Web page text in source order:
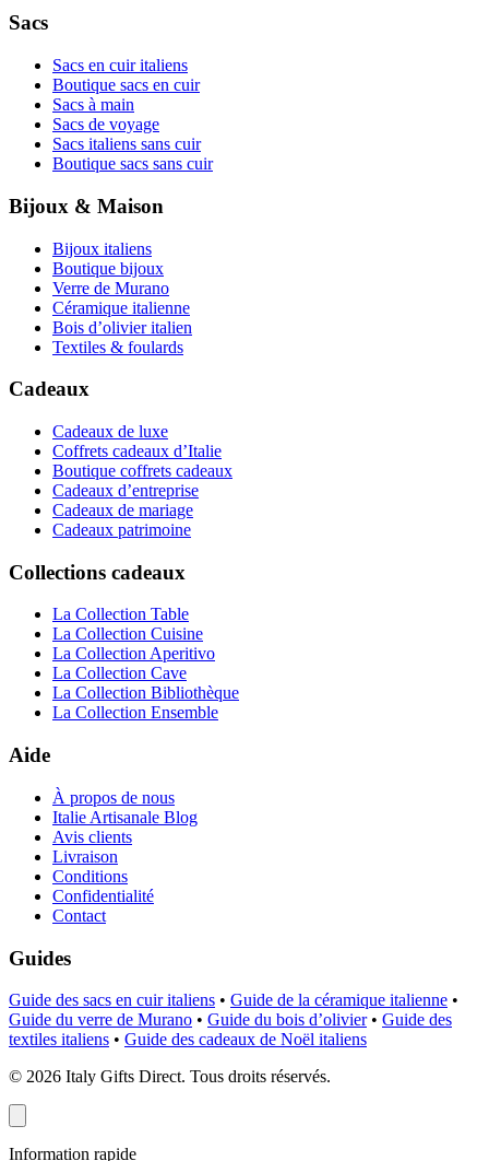
Sacs
Sacs en cuir italiens
Boutique sacs en cuir
Sacs à main
Sacs de voyage
Sacs italiens sans cuir
Boutique sacs sans cuir
Bijoux & Maison
Bijoux italiens
Boutique bijoux
Verre de Murano
Céramique italienne
Bois d’olivier italien
Textiles & foulards
Cadeaux
Cadeaux de luxe
Coffrets cadeaux d’Italie
Boutique coffrets cadeaux
Cadeaux d’entreprise
Cadeaux de mariage
Cadeaux patrimoine
Collections cadeaux
La Collection Table
La Collection Cuisine
La Collection Aperitivo
La Collection Cave
La Collection Bibliothèque
La Collection Ensemble
Aide
À propos de nous
Italie Artisanale Blog
Avis clients
Livraison
Conditions
Confidentialité
Contact
Guides
Guide des sacs en cuir italiens • Guide de la céramique italienne •
Guide du verre de Murano • Guide du bois d’olivier • Guide des
textiles italiens • Guide des cadeaux de Noël italiens
© 2026 Italy Gifts Direct. Tous droits réservés.
Information rapide